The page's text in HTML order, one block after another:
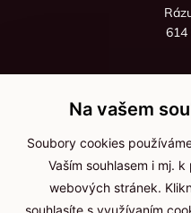
614
+420
Po -
Na vašem
Soubory cookies
Vaším souhlasem i mj.
webových stránek.
souhlasíte s využívaním